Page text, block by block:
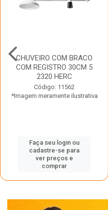
CHUVEIRO COM BRACO
COM REGISTRO 30CM 5
2320 HERC
Código: 11562
*Imagem meramente ilustrativa
Faça seu login ou
cadastre-se para
ver preços e
comprar